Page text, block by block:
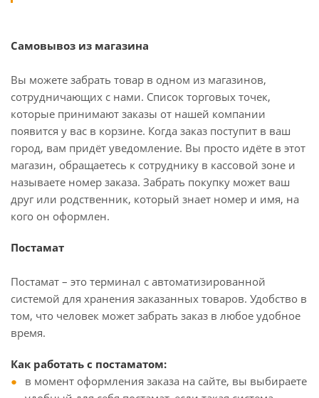
Самовывоз из магазина
Вы можете забрать товар в одном из магазинов,
сотрудничающих с нами. Список торговых точек,
которые принимают заказы от нашей компании
появится у вас в корзине. Когда заказ поступит в ваш
город, вам придёт уведомление. Вы просто идёте в этот
магазин, обращаетесь к сотруднику в кассовой зоне и
называете номер заказа. Забрать покупку может ваш
друг или родственник, который знает номер и имя, на
кого он оформлен.
Постамат
Постамат – это терминал с автоматизированной
системой для хранения заказанных товаров. Удобство в
том, что человек может забрать заказ в любое удобное
время.
Как работать с постаматом:
в момент оформления заказа на сайте, вы выбираете